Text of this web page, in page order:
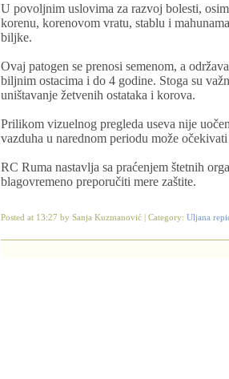
U povoljnim uslovima za razvoj bolesti,
korenu, korenovom vratu, stablu i
biljke.
Ovaj patogen se prenosi semenom, a
biljnim ostacima i do 4 godine. Stoga su
uništavanje žetvenih ostataka i korova.
Prilikom vizuelnog pregleda useva nije
vazduha u narednom periodu može
RC Ruma nastavlja sa praćenjem štetnih
blagovremeno preporučiti mere zaštite.
Posted at 13:27 by Sanja Kuzmanović | Category: Uljana